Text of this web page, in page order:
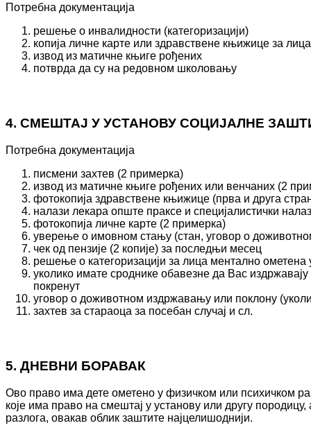
Потребна документација
решење о инвалидности (категоризацији)
копија личне карте или здравствене књижице за
извод из матичне књиге рођених
потврда да су на редовном школовању
4. СМЕШТАЈ У УСТАНОВУ СОЦИЈАЛНЕ
Потребна документација
писмени захтев (2 примерка)
извод из матичне књиге рођених или венчаних (2
фотокопија здравствене књижице (прва и друга
налази лекара опште праксе и специјалистички
фотокопија личне карте (2 примерка)
уверење о имовном стању (стан, уговор о
чек од пензије (2 копије) за последњи месец
решење о категоризацији за лица ментално ометена
уколико имате сроднике обавезне да Вас
покренут
уговор о доживотном издржавању или поклону
захтев за стараоца за посебан случај и сл.
5. ДНЕВНИ БОРАВАК
Ово право има дете ометено у физичком или психичком
које има право на смештај у установу или другу
разлога, овакав облик заштите најцелишоднији.